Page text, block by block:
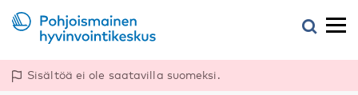
Sisältöä ei ole saatavilla suomeksi.